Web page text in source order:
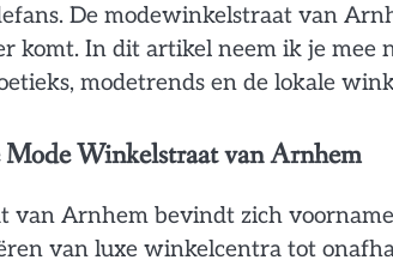
De modewinkelstraat van
komt. In dit artikel neem ik je
modetrends en de lokale
Mode Winkelstraat van Arnhem
van Arnhem bevindt zich
van luxe winkelcentra tot